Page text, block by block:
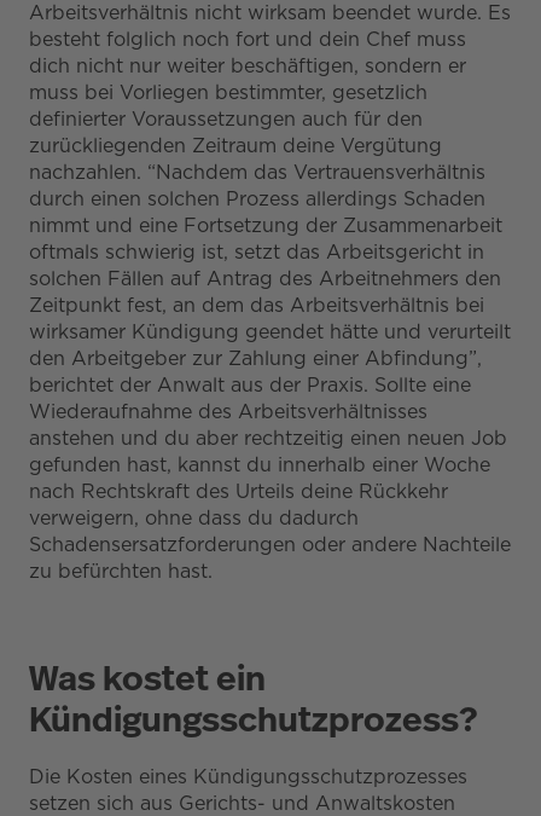
Arbeitsverhältnis nicht wirksam beendet wurde. Es
besteht folglich noch fort und dein Chef muss
dich nicht nur weiter beschäftigen, sondern er
muss bei Vorliegen bestimmter, gesetzlich
definierter Voraussetzungen auch für den
zurückliegenden Zeitraum deine Vergütung
nachzahlen. “Nachdem das Vertrauensverhältnis
durch einen solchen Prozess allerdings Schaden
nimmt und eine Fortsetzung der Zusammenarbeit
oftmals schwierig ist, setzt das Arbeitsgericht in
solchen Fällen auf Antrag des Arbeitnehmers den
Zeitpunkt fest, an dem das Arbeitsverhältnis bei
wirksamer Kündigung geendet hätte und verurteilt
den Arbeitgeber zur Zahlung einer Abfindung”,
berichtet der Anwalt aus der Praxis. Sollte eine
Wiederaufnahme des Arbeitsverhältnisses
anstehen und du aber rechtzeitig einen neuen Job
gefunden hast, kannst du innerhalb einer Woche
nach Rechtskraft des Urteils deine Rückkehr
verweigern, ohne dass du dadurch
Schadensersatzforderungen oder andere Nachteile
zu befürchten hast.
Was kostet ein
Kündigungsschutzprozess?
Die Kosten eines Kündigungsschutzprozesses
setzen sich aus Gerichts- und Anwaltskosten